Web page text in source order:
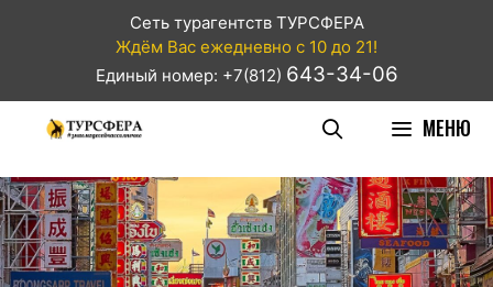
Сеть турагентств ТУРСФЕРА
Ждём Вас ежедневно с 10 до 21!
Единый номер: +7(812) 643-34-06
МЕНЮ